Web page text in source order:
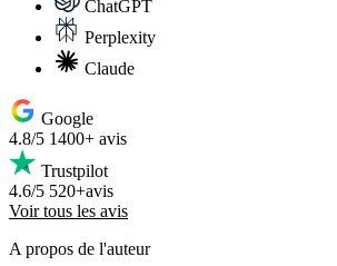
ChatGPT
Perplexity
Claude
Google
4.8/5 1400+ avis
Trustpilot
4.6/5 520+avis
Voir tous les avis
A propos de l'auteur